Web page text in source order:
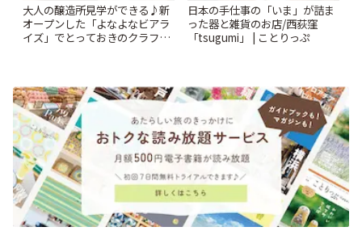
大人の醸造所見学ができる♪新
オープンした「よなよなビアラ
イズ」でとっておきのクラフト
日本の手仕事の「いま」が詰ま
った器と雑貨のお店/西荻窪
「tsugumi」 | ことりっぷ